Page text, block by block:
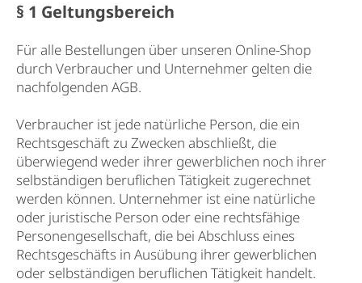
§ 1 Geltungsbereich
Für alle Bestellungen über unseren Online-Shop
durch Verbraucher und Unternehmer gelten die
nachfolgenden AGB.
Verbraucher ist jede natürliche Person, die ein
Rechtsgeschäft zu Zwecken abschließt, die
überwiegend weder ihrer gewerblichen noch ihrer
selbständigen beruflichen Tätigkeit zugerechnet
werden können. Unternehmer ist eine natürliche
oder juristische Person oder eine rechtsfähige
Personengesellschaft, die bei Abschluss eines
Rechtsgeschäfts in Ausübung ihrer gewerblichen
oder selbständigen beruflichen Tätigkeit handelt.